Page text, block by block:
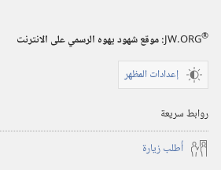
JW.ORG®
:‏ موقع شهود يهوه الرسمي على الانترنت
إعدادات المظهر
روابط سريعة
أُطلب زيارة